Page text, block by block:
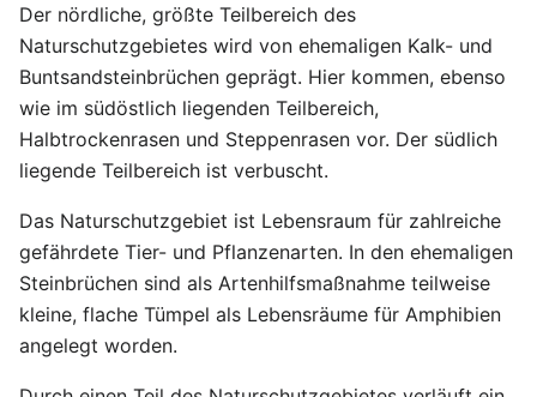
Der nördliche, größte Teilbereich des
Naturschutzgebietes wird von ehemaligen Kalk- und
Buntsandsteinbrüchen geprägt. Hier kommen, ebenso
wie im südöstlich liegenden Teilbereich,
Halbtrockenrasen und Steppenrasen vor. Der südlich
liegende Teilbereich ist verbuscht.
Das Naturschutzgebiet ist Lebensraum für zahlreiche
gefährdete Tier- und Pflanzenarten. In den ehemaligen
Steinbrüchen sind als Artenhilfsmaßnahme teilweise
kleine, flache Tümpel als Lebensräume für Amphibien
angelegt worden.